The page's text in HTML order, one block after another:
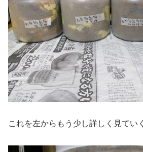
これを左からもう少し詳しく見てい